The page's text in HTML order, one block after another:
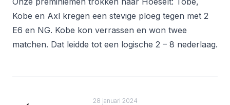
Kobe en Axl kregen een stevige ploeg tegen met 2
E6 en NG. Kobe kon verrassen en won twee
matchen. Dat leidde tot een logische 2 – 8 nederlaag.
28 januari 2024